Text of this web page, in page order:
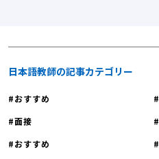
日本語教師の記事カテゴリー
おすすめ
面接
おすすめ